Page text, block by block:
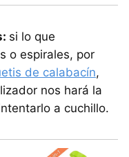
si lo que
o espirales, por
de calabacín,
nos hará la
a cuchillo.